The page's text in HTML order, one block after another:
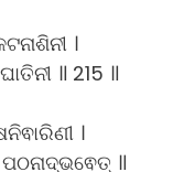
।
॥ 215 ॥
।
॥